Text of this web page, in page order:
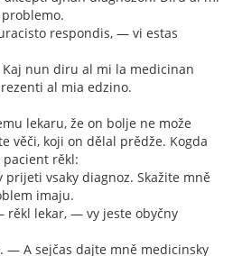
respondis, — vi estas
nun diru al mi la medicinan
al mia edzino.
lekaru, že on bolje ne može
věči, koji on dělal prědže. Kogda
pacient rěkl:
vsaky diagnoz. Skažite mně
imaju.
lekar, — vy jeste obyčny
A sejčas dajte mně medicinsky